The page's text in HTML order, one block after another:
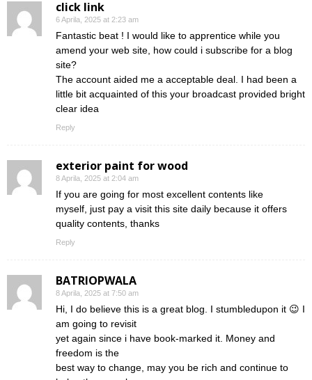
click link
6 Aprila, 2025 at 2:23 am
Fantastic beat ! I would like to apprentice while you
amend your web site, how could i subscribe for a blog
site?
The account aided me a acceptable deal. I had been a
little bit acquainted of this your broadcast provided bright
clear idea
Reply
exterior paint for wood
8 Aprila, 2025 at 2:04 am
If you are going for most excellent contents like
myself, just pay a visit this site daily because it offers
quality contents, thanks
Reply
BATRIOPWALA
8 Aprila, 2025 at 7:50 am
Hi, I do believe this is a great blog. I stumbledupon it 😉 I
am going to revisit
yet again since i have book-marked it. Money and
freedom is the
best way to change, may you be rich and continue to